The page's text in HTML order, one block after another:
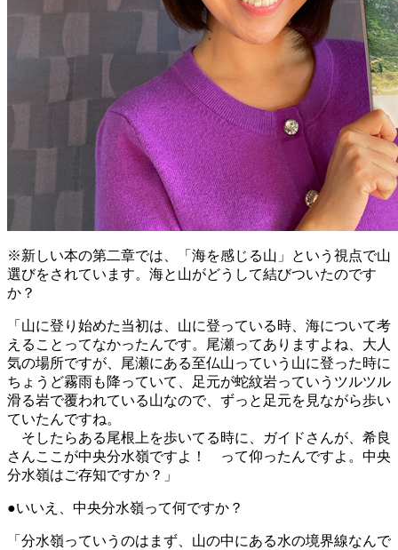
※新しい本の第二章では、「海を感じる山」という視点で山
選びをされています。海と山がどうして結びついたのです
か？
「山に登り始めた当初は、山に登っている時、海について考
えることってなかったんです。尾瀬ってありますよね、大人
気の場所ですが、尾瀬にある至仏山っていう山に登った時に
ちょうど霧雨も降っていて、足元が蛇紋岩っていうツルツル
滑る岩で覆われている山なので、ずっと足元を見ながら歩い
ていたんですね。
そしたらある尾根上を歩いてる時に、ガイドさんが、希良
さんここが中央分水嶺ですよ！ って仰ったんですよ。中央
分水嶺はご存知ですか？」
●いいえ、中央分水嶺って何ですか？
「分水嶺っていうのはまず、山の中にある水の境界線なんで